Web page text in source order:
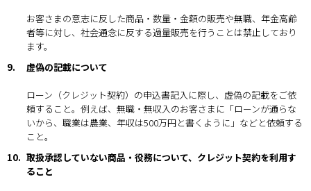
お客さまの意志に反した商品・数量・金額の販売や無職、年金高齢
者等に対し、社会通念に反する過量販売を行うことは禁止しており
ます。
9.
虚偽の記載について
ローン（クレジット契約）の申込書記入に際し、虚偽の記載をご依
頼すること。例えば、無職・無収入のお客さまに「ローンが通らな
いから、職業は農業、年収は500万円と書くように」などと依頼する
こと。
10. 取扱承認していない商品・役務について、クレジット契約を利用す
ること